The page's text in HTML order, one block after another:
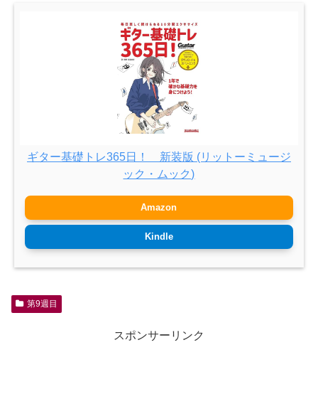
ギター基礎トレ365日！ 新装版 (リットーミュージ
ック・ムック)
Amazon
Kindle
第9週目
スポンサーリンク